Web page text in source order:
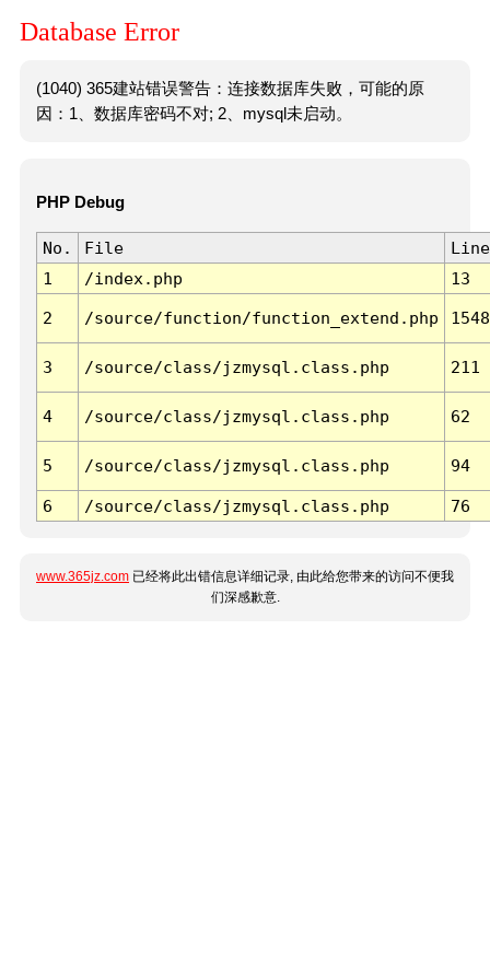
Database Error
(1040) 365建站错误警告：连接数据库失败，可能的原
因：1、数据库密码不对; 2、mysql未启动。
PHP Debug
No. File
Line
1
/index.php 13
2 /source/function/function_extend.php 1548
3 /source/class/jzmysql.class.php 211
4 /source/class/jzmysql.class.php 62
5 /source/class/jzmysql.class.php 94
6 /source/class/jzmysql.class.php 76
www.365jz.com 已经将此出错信息详细记录, 由此给您带来的访问不便我
们深感歉意.